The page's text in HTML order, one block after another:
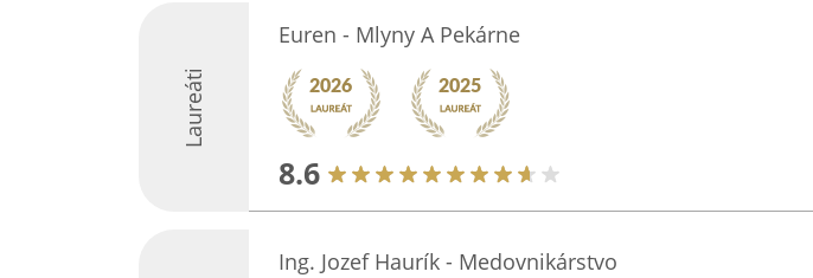
Laureáti
Euren - Mlyny A Pekárne
8.6
Ing. Jozef Haurík - Medovnikárstvo